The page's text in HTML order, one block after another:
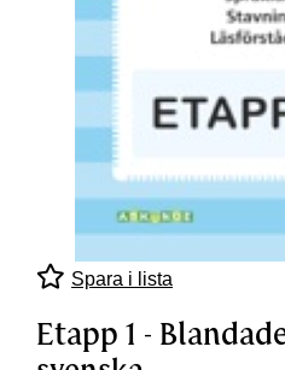
Spara i lista
Etapp 1 -